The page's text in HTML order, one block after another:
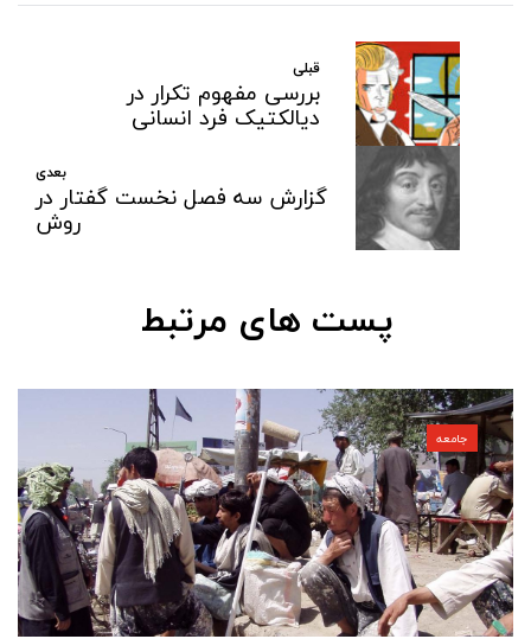
قبلی
بررسی مفهوم تکرار در
دیالکتیک فرد انسانی
بعدی
گزارش سه فصل نخست گفتار در
روش
پست های مرتبط
جامعه